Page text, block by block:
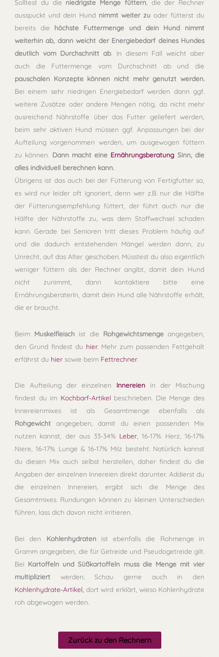
Solltest du die niedrigste Menge füttern, die der Rechner
ausspuckt und dein Hund nimmt weiter zu oder fütterst du
bereits die höchste Futtermenge und dein Hund nimmt
weiterhin ab, dann weicht der Energiebedarf deines Hundes
deutlich vom Durchschnitt ab . In diesem Fall weicht aber
auch die Futtermenge vom Durchschnitt ab und die
pauschalen Konzepte können nicht mehr genutzt werden.
Bei einem sehr niedrigen Energiebedarf werden dann ggf.
weitere Zusätze oder andere Mengen nötig, da nicht mehr
ausreichend Nährstoffe über das Futter geliefert werden,
beim sehr aktiven Hund müssen ggf. Anpassungen bei der
Aufteilung vorgenommen werden, um ausgewogen füttern
zu können. Dann macht eine Ernährungsberatung Sinn, die
alles individuell berechnen kann.
Übrigens ist das auch bei der Fütterung von Fertigfutter so,
es wird nur leider oft ignoriert, denn wer z.B. nur die Hälfte
der Fütterungsempfehlung füttert, der führt auch nur die
Hälfte der Nährstoffe zu, was dem Stoffwechsel schaden
kann. Gerade bei Senioren tritt dieses Problem häufig auf
und die dadurch entstehenden Mängel werden dann, zu
Unrecht, auf das Alter geschoben. Müsstest du also eigentlich
weniger füttern als der Rechner angibt, damit dein Hund
nicht zunimmt, dann kontaktiere bitte eine
ErnährungsberaterIn, damit dein Hund alle Nährstoffe erhält,
die er braucht.
Beim Muskelfleisch ist die Rohgewichtsmengeangegeben,
den Grund findest du hier. Mehr zum passenden Fettgehalt
erfährst du hier sowie beim Fettrechner.
Die Aufteilung der einzelnen Innereien
in der Mischung
findest du im Kochbarf-Artikel beschrieben. Die Menge des
Innereienmixes ist als Gesamtmenge ebenfalls als
Rohgewicht angegeben, damit du einen passenden Mix
nutzen kannst, der aus 33-34% Leber, 16-17% Herz, 16-17%
Niere, 16-17% Lunge & 16-17% Milz besteht. Natürlich kannst
du diesen Mix auch selbst herstellen, daher findest du die
Angaben der einzelnen Innereien direkt darunter. Addierst du
die einzelnen Innereien, ergibt sich die Menge des
Gesamtmixes. Rundungen können zu kleinen Unterschieden
führen, lass dich davon nicht irritieren.
Bei den Kohlenhydratenist ebenfalls die Rohmenge in
Gramm angegeben, die für Getreide und Pseudogetreide gilt.
Bei Kartoffeln und Süßkartoffeln muss die Menge mit vier
multipliziert werden. Schau gerne auch in den
Kohlenhydrate-Artikel, dort wird erklärt, wieso Kohlenhydrate
roh abgewogen werden.
Zurück zu den Rechnern